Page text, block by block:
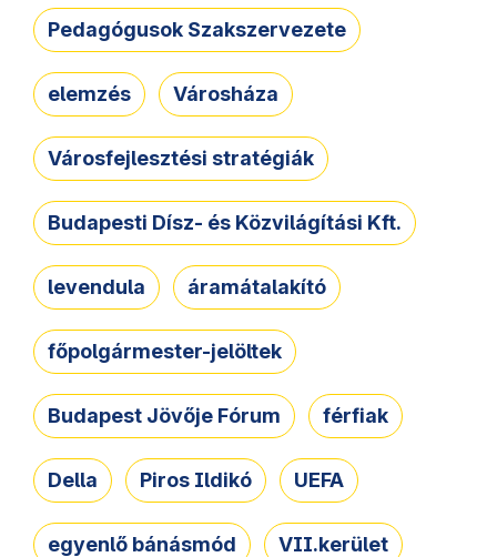
Pedagógusok Szakszervezete
elemzés Városháza
Városfejlesztési stratégiák
Budapesti Dísz- és Közvilágítási Kft.
levendula áramátalakító
főpolgármester-jelöltek
Budapest Jövője Fórum férfiak
Della Piros Ildikó UEFA
egyenlő bánásmód VII.kerület